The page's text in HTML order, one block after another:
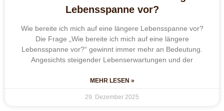
Lebensspanne vor?
Wie bereite ich mich auf eine längere Lebensspanne vor?
Die Frage „Wie bereite ich mich auf eine längere
Lebensspanne vor?“ gewinnt immer mehr an Bedeutung.
Angesichts steigender Lebenserwartungen und der
MEHR LESEN »
29. Dezember 2025